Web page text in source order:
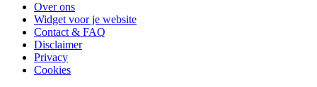
Over ons
Widget voor je website
Contact & FAQ
Disclaimer
Privacy
Cookies